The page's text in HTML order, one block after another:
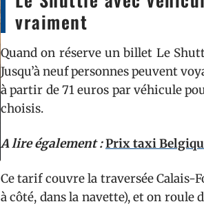
vraiment
Quand on réserve un billet Le
Jusqu’à neuf personnes peuvent
à partir de 71 euros par véhicule
choisis.
A lire également :Prix taxi
Ce tarif couvre la traversée Calais-
à côté, dans la navette), et on roule